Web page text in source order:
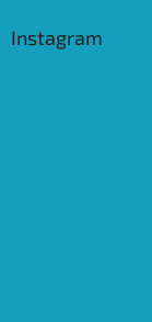
Instagram